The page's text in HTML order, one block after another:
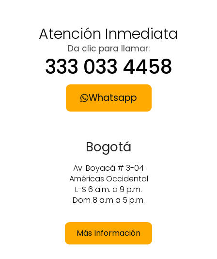
Atención Inmediata
Da clic para llamar:
333 033 4458
Whatsapp
Bogotá
Av. Boyacá # 3-04
Américas Occidental
L-S 6 a.m. a 9 p.m.
Dom 8 a.m a 5 p.m.
Más Información